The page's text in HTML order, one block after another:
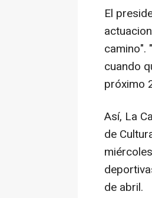
El
camino".
cuando
próximo
Así, La
de
de abril.